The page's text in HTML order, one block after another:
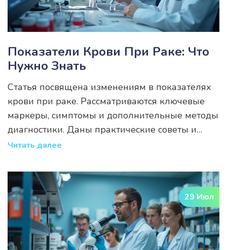
Показатели Крови При Раке: Что
Нужно Знать
Статья посвящена изменениям в показателях
крови при раке. Рассматриваются ключевые
маркеры, симптомы и дополнительные методы
диагностики. Даны практические советы и
полезная информация для лучшего понимания
онкологии.
Читать далее
29 Июл